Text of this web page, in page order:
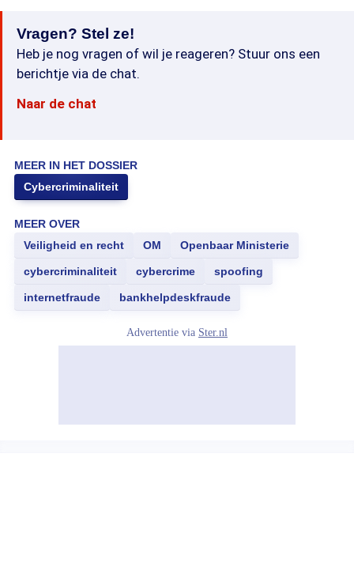
Vragen? Stel ze!
Heb je nog vragen of wil je reageren? Stuur ons een
berichtje via de chat.
Naar de chat
MEER IN HET DOSSIER
Cybercriminaliteit
MEER OVER
Veiligheid en recht
OM Openbaar Ministerie
cybercriminaliteit cybercrime spoofing
internetfraude bankhelpdeskfraude
Advertentie via Ster.nl